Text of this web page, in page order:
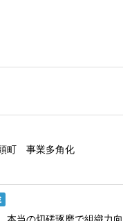
町 事業多角化
当の切磋琢磨で組織力